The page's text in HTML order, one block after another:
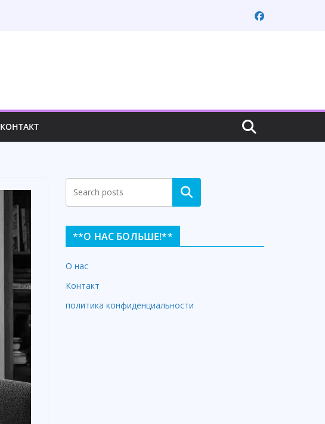
КОНТАКТ
Search
**О НАС БОЛЬШЕ!**
О нас
Контакт
политика конфиденциальности